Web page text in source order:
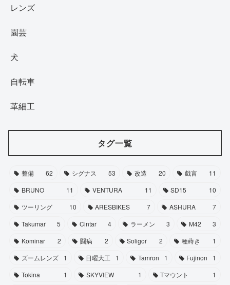
レンズ
園芸
犬
自転車
革細工
タグ一覧
整備 62 シグナス 53 改造 20 戯言
11
BRUNO
11 VENTURA 11 SD15
10
ツーリング
10 ARESBIKES 7 ASHURA
7
Takumar
5 Cintar 4 ラーメン 3 M42
3
Kominar
2 闘病 2 Soligor 2 種蒔き
1
ズームレンズ
1 日曜大工 1 Tamron 1 Fujinon
1
Tokina
1 SKYVIEW 1 Tマウント
1